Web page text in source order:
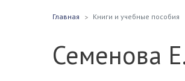
Главная Книги и учебные пособия
Семенова